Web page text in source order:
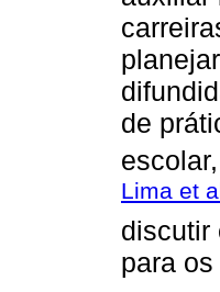
de
Lima et
discutir
para